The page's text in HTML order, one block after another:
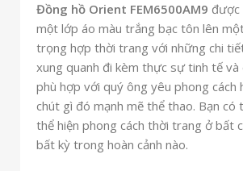
Đồng hồ Orient FEM6500AM9 được
một lớp áo màu trắng bạc tôn lên
trọng hợp thời trang với những chi
xung quanh đi kèm thực sự tinh tế và
phù hợp với quý ông yêu phong cách
chút gì đó mạnh mẽ thể thao. Bạn có
thể hiện phong cách thời trang ở bất
bất kỳ trong hoàn cảnh nào.